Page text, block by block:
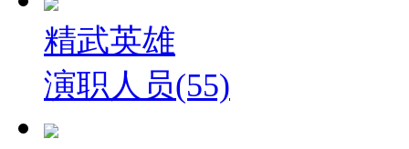
精武英雄
演职人员(55)